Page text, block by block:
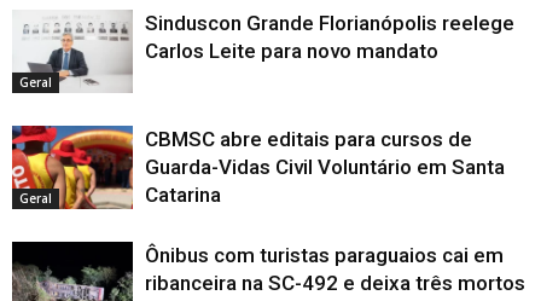
Geral
Sinduscon Grande Florianópolis reelege
Carlos Leite para novo mandato
Geral
CBMSC abre editais para cursos de
Guarda-Vidas Civil Voluntário em Santa
Catarina
Ônibus com turistas paraguaios cai em
ribanceira na SC-492 e deixa três mortos